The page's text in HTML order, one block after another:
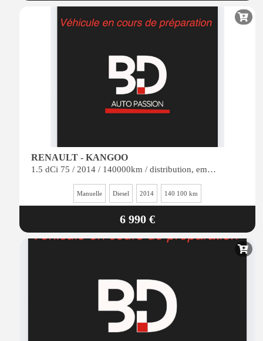
RENAULT - KANGOO
1.5 dCi 75 / 2014 / 140000km / distribution, embrayage révision moteur neuf / reprise possibl
Manuelle Diesel 2014 140 100 km
6 990 €